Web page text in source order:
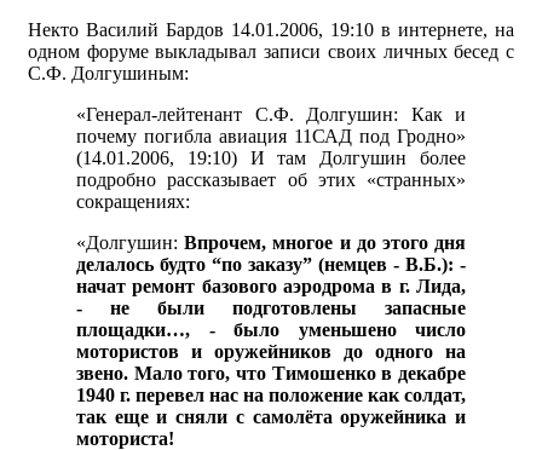
Некто Василий Бардов 14.01.2006, 19:10 в интернете, на
одном форуме выкладывал записи своих личных бесед с
С.Ф. Долгушиным:
«Генерал-лейтенант С.Ф. Долгушин: Как и
почему погибла авиация 11САД под Гродно»
(14.01.2006, 19:10) И там Долгушин более
подробно рассказывает об этих «странных»
сокращениях:
«Долгушин:Впрочем, многое и до этого дня
делалось будто “по заказу” (немцев - В.Б.): -
начат ремонт базового аэродрома в г. Лида,
- не были подготовлены запасные
площадки…, - было уменьшено число
мотористов и оружейников до одного на
звено. Мало того, что Тимошенко в декабре
1940 г. перевел нас на положение как солдат,
так еще и сняли с самолёта оружейника и
моториста!